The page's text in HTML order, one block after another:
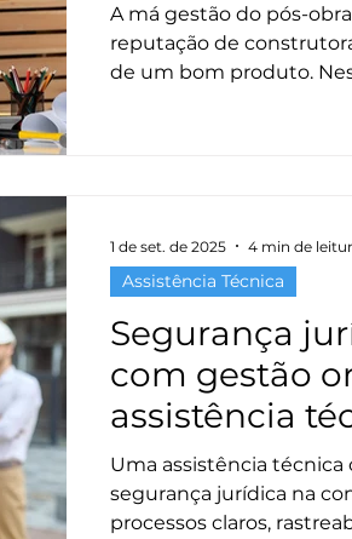
A má gestão do pós-
reputação de
de um bom produto.
Segurança
com gestão
assistência
Uma assistência técnica
segurança jurídica na
processos claros,
Assistência Técnica
1 de set. de 2025 4 min de